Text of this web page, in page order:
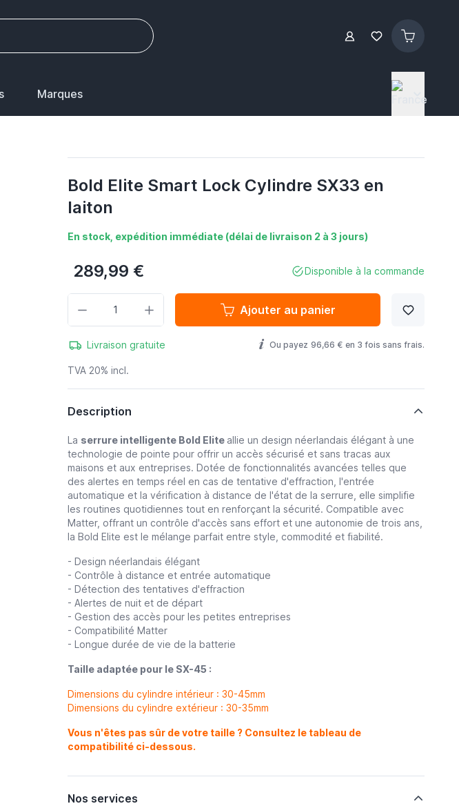
Marques
Bold Elite Smart Lock Cylindre SX33 en
laiton
En stock, expédition immédiate (délai de livraison 2 à 3 jours)
289,99 € Disponible à la commande
Ajouter au panier
Livraison gratuite Ou payez 96,66 € en 3 fois sans frais.
TVA 20% incl.
Description
La serrure intelligente Bold Elite allie un design néerlandais élégant à une
technologie de pointe pour offrir un accès sécurisé et sans tracas aux
maisons et aux entreprises. Dotée de fonctionnalités avancées telles que
des alertes en temps réel en cas de tentative d'effraction, l'entrée
automatique et la vérification à distance de l'état de la serrure, elle simplifie
les routines quotidiennes tout en renforçant la sécurité. Compatible avec
Matter, offrant un contrôle d'accès sans effort et une autonomie de trois ans,
la Bold Elite est le mélange parfait entre style, commodité et fiabilité.
- Design néerlandais élégant
- Contrôle à distance et entrée automatique
- Détection des tentatives d'effraction
- Alertes de nuit et de départ
- Gestion des accès pour les petites entreprises
- Compatibilité Matter
- Longue durée de vie de la batterie
Taille adaptée pour le SX-45 :
Dimensions du cylindre intérieur : 30-45mm
Dimensions du cylindre extérieur : 30-35mm
Vous n'êtes pas sûr de votre taille ? Consultez le tableau de
compatibilité ci-dessous.
Nos services